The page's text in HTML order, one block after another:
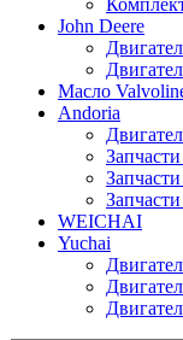
John Deere
Масло
Andoria
WEICHAI
Yuchai